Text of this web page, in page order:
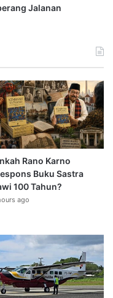
Jalanan
Rano Karno
Buku Sastra
100 Tahun?
ago